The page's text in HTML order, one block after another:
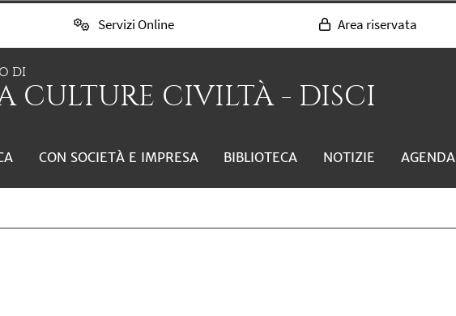
Servizi Online Area riservata
DI
CULTURE CIVILTÀ - DISCI
CON SOCIETÀ E IMPRESA BIBLIOTECA NOTIZIE AGENDA